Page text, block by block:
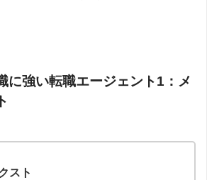
に強い転職エージェント1：メ
スト